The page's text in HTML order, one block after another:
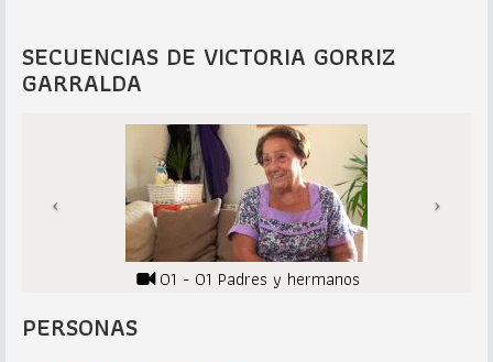
SECUENCIAS DE VICTORIA GORRIZ
GARRALDA
01 - 01 Padres y hermanos
PERSONAS